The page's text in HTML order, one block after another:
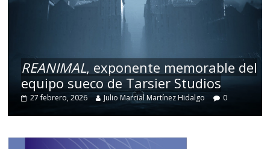
REANIMAL, exponente memorable del
equipo sueco de Tarsier Studios
27 febrero, 2026 Julio Marcial Martínez Hidalgo 0